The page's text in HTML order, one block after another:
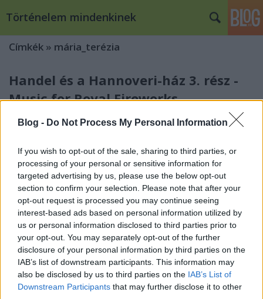
Blog - Do Not Process My Personal Information
If you wish to opt-out of the sale, sharing to third parties, or
processing of your personal or sensitive information for
targeted advertising by us, please use the below opt-out
section to confirm your selection. Please note that after your
opt-out request is processed you may continue seeing
interest-based ads based on personal information utilized by
us or personal information disclosed to third parties prior to
your opt-out. You may separately opt-out of the further
disclosure of your personal information by third parties on the
IAB’s list of downstream participants. This information may
also be disclosed by us to third parties on the IAB’s List of
Downstream Participants that may further disclose it to other
Történelem mindenkinek
Címkék » mária_terézia
Handel és a Hannoveri-ház 3. rész -
Music for Royal Fireworks
lécci• 2009. február 09.
Az 1749. május 15-i richmondi koncert korabeli
ábrázolásaGeorg Friedrich Handel (1685-1759) két
remekművét, a Vízizenét (Watermusic) és a Királyi
Tűzszerészek számára komponált, sokszor le sem
fordított Music for Royal Fireworks címűt többnyire
egy CD-n szokták…
Pár mondat a Pragmatica Sanctio-
ról, mielőtt ...
lécci 2008. október 30.